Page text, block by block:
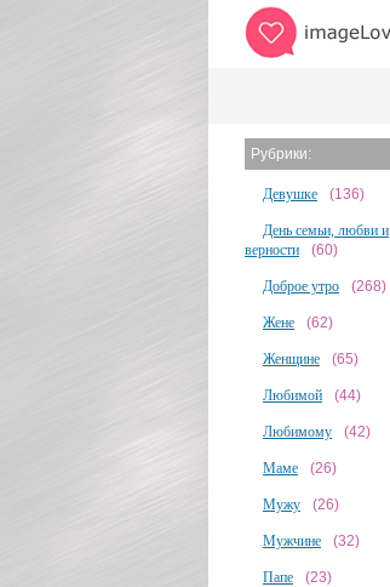
Рубрики:
Девушке (136)
День семьи, любви и
верности
(60)
Доброе утро (268)
Жене (62)
Женщине (65)
Любимой (44)
Любимому (42)
Маме (26)
Мужу (26)
Мужчине (32)
Папе (23)